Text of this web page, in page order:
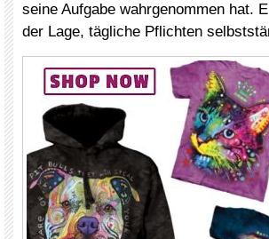
seine Aufgabe wahrgenommen hat.
der Lage, tägliche Pflichten